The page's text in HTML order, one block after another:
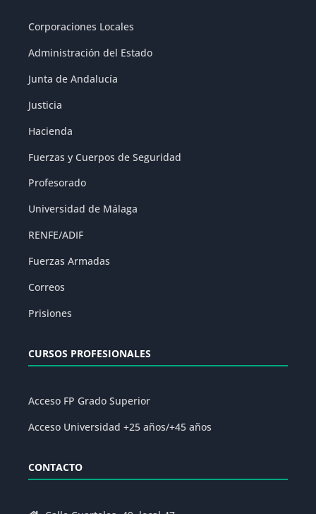
Corporaciones Locales
Administración del Estado
Junta de Andalucía
Justicia
Hacienda
Fuerzas y Cuerpos de Seguridad
Profesorado
Universidad de Málaga
RENFE/ADIF
Fuerzas Armadas
Correos
Prisiones
CURSOS PROFESIONALES
Acceso FP Grado Superior
Acceso Universidad +25 años/+45 años
CONTACTO